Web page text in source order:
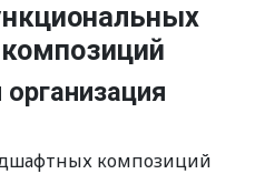
композиций